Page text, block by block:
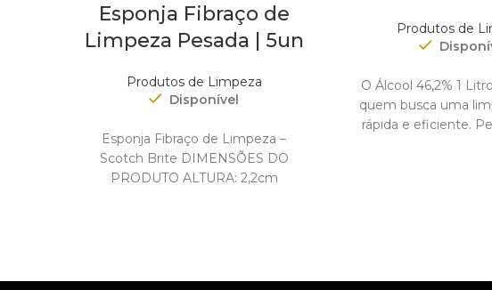
Esponja Fibraço de
Limpeza Pesada | 5un
Produtos de Limpeza
Disponível
Esponja Fibraço de Limpeza –
Scotch Brite DIMENSÕES DO
PRODUTO ALTURA: 2,2cm
Produtos de
O Álcool 46,2% 1
quem busca uma
rápida e eficiente.